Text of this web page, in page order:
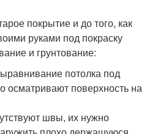
покрытие и до того, как
руками под покраску
и грунтование:
потолка под
осматривают поверхность на
швы, их нужно